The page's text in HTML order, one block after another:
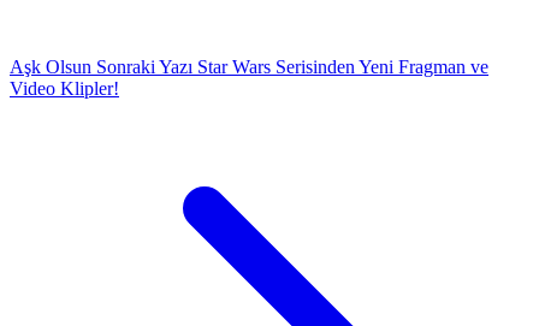
Aşk Olsun Sonraki Yazı Star Wars Serisinden Yeni Fragman ve
Video Klipler!